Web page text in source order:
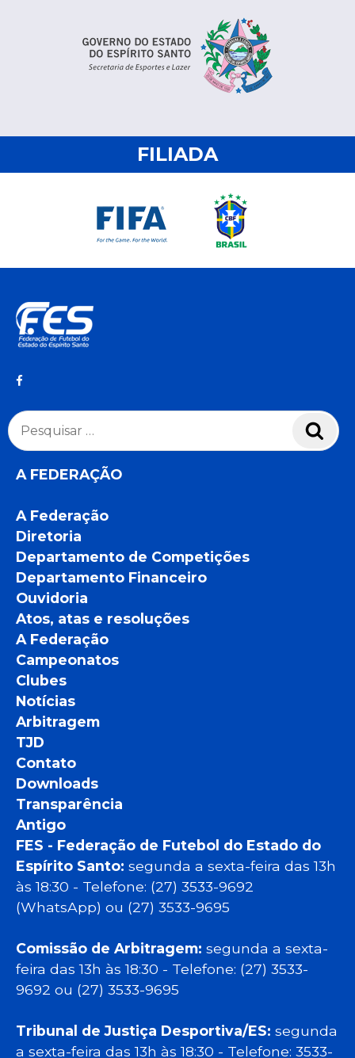
FILIADA
Pesquisar
por:
A FEDERAÇÃO
A Federação
Diretoria
Departamento de Competições
Departamento Financeiro
Ouvidoria
Atos, atas e resoluções
A Federação
Campeonatos
Clubes
Notícias
Arbitragem
TJD
Contato
Downloads
Transparência
Antigo
FES - Federação de Futebol do Estado do
Espírito Santo: segunda a sexta-feira das 13h
às 18:30 - Telefone: (27) 3533-9692
(WhatsApp) ou (27) 3533-9695
Comissão de Arbitragem: segunda a sexta-
feira das 13h às 18:30 - Telefone: (27) 3533-
9692 ou (27) 3533-9695
Tribunal de Justiça Desportiva/ES: segunda
a sexta-feira das 13h às 18:30 - Telefone: 3533-